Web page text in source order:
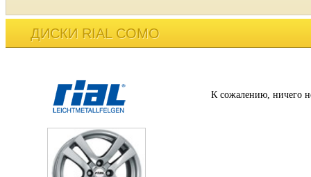
ДИСКИ RIAL COMO
К сожалению, ничего